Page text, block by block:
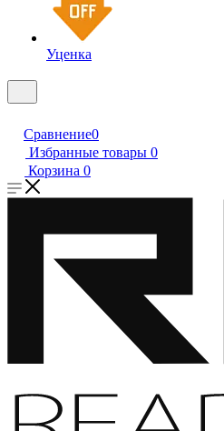
Уценка
Сравнение0
Избранные товары 0
Корзина 0